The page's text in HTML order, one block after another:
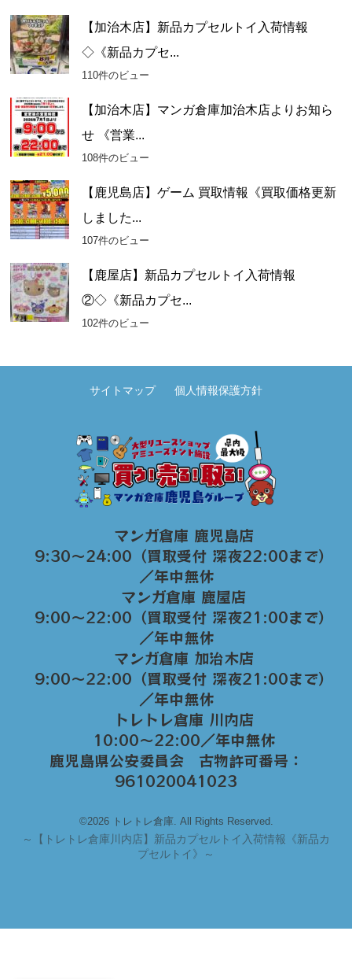
【加治木店】新品カプセルトイ入荷情報
◇《新品カプセ...
110件のビュー
【加治木店】マンガ倉庫加治木店よりお知ら
せ 《営業...
108件のビュー
【鹿児島店】ゲーム 買取情報《買取価格更新
しました...
107件のビュー
【鹿屋店】新品カプセルトイ入荷情報
②◇《新品カプセ...
102件のビュー
サイトマップ 個人情報保護方針
マンガ倉庫 鹿児島店
9:30～24:00（買取受付 深夜22:00まで）
／年中無休
マンガ倉庫 鹿屋店
9:00～22:00（買取受付 深夜21:00まで）
／年中無休
マンガ倉庫 加治木店
9:00〜22:00（買取受付 深夜21:00まで）
／年中無休
トレトレ倉庫 川内店
10:00〜22:00／年中無休
鹿児島県公安委員会 古物許可番号：
961020041023
©2026 トレトレ倉庫. All Rights Reserved.
～
【トレトレ倉庫川内店】新品カプセルトイ入荷情報《新品カ
プセルトイ》～